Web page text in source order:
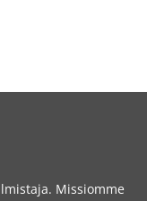
Missiomme